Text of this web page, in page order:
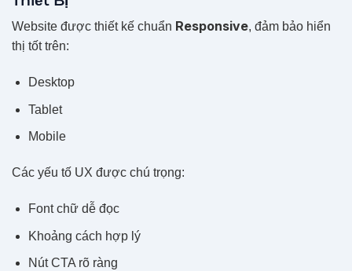
Website được thiết kế chuẩn Responsive, đảm bảo hiển
thị tốt trên:
Desktop
Tablet
Mobile
Các yếu tố UX được chú trọng:
Font chữ dễ đọc
Khoảng cách hợp lý
Nút CTA rõ ràng